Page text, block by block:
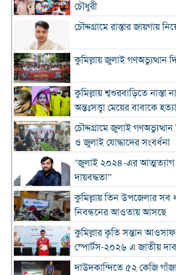
চৌধুরী
চৌদ্দগ্রামে রাস্তার জায়গায়
কুমিল্লায় জুলাই গণঅভ্যুত্থান
কুমিল্লায় শ্বশুরবাড়িতে নাস্তা
অন্তঃসত্ত্বা মেয়ের বাবাকে
চৌদ্দগ্রামে জুলাই
ও জুলাই যোদ্ধাদের সংবর্ধনা
‘জুলাই ২০২৪-এর
দায়বদ্ধতা”
কুমিল্লায় তিন উপজেলার সব
নিবন্ধনের আওতায় আসছে
কুমিল্লার কৃতি সন্তান
স্পোর্টস-২০২৬ এ জাতীয়
দাউদকান্দিতে ৫২ কেজি